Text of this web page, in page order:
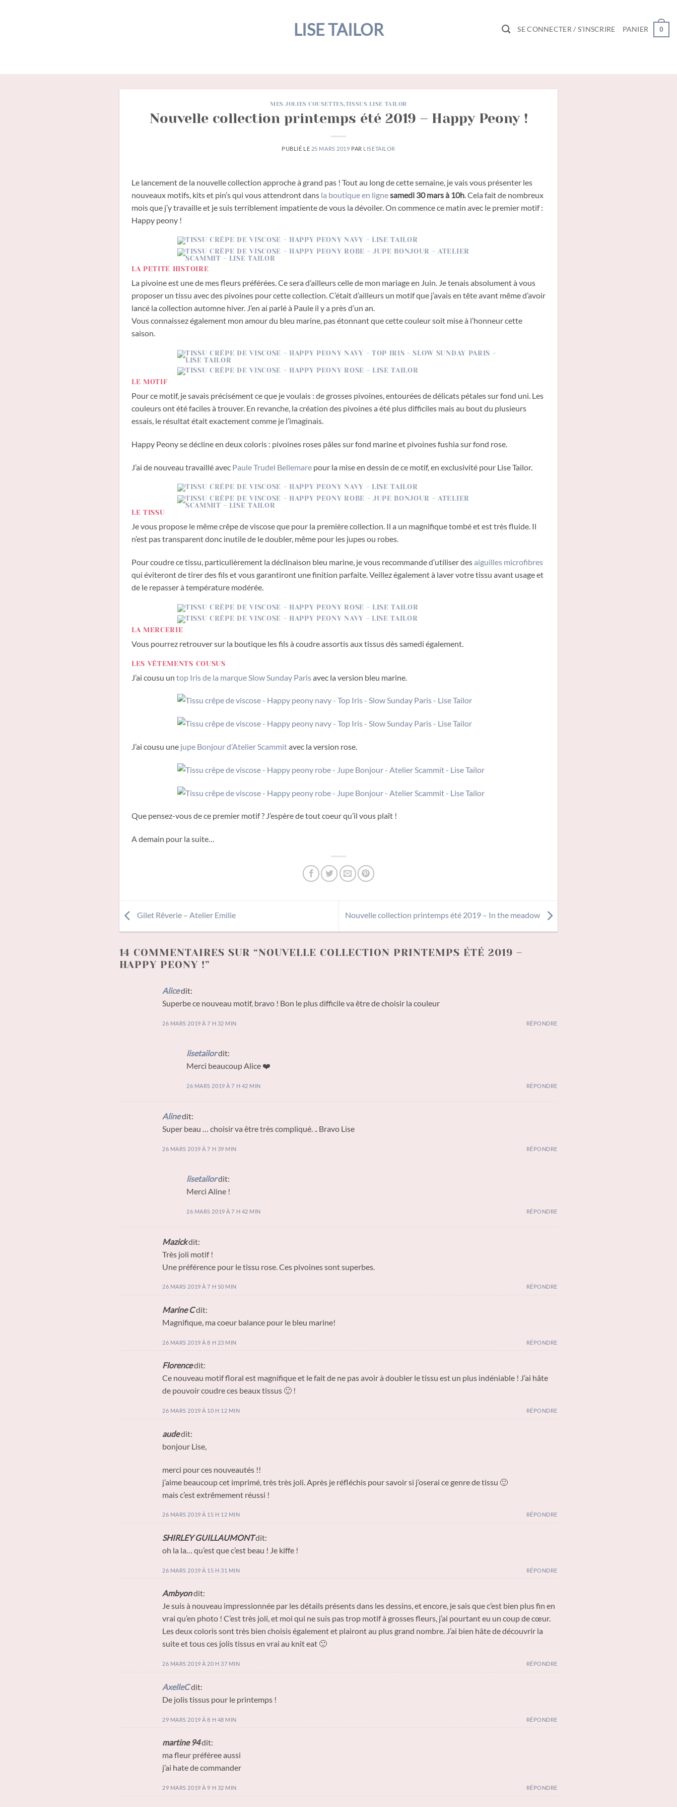
LISE TAILOR SE CONNECTER / S’INSCRIRE PANIER 0
MES JOLIES COUSETTES,TISSUS LISE TAILOR
Nouvelle collection printemps été 2019 – Happy Peony !
PUBLIÉ LE 25 MARS 2019 PAR LISETAILOR
Le lancement de la nouvelle collection approche à grand pas ! Tout au long de cette semaine, je vais vous présenter les
nouveaux motifs, kits et pin’s qui vous attendront dans la boutique en lignesamedi 30 mars à 10h . Cela fait de nombreux
mois que j’y travaille et je suis terriblement impatiente de vous la dévoiler. On commence ce matin avec le premier motif :
Happy peony !
LA PETITE HISTOIRE
La pivoine est une de mes fleurs préférées. Ce sera d’ailleurs celle de mon mariage en Juin. Je tenais absolument à vous
proposer un tissu avec des pivoines pour cette collection. C’était d’ailleurs un motif que j’avais en tête avant même d’avoir
lancé la collection automne hiver. J’en ai parlé à Paule il y a près d’un an.
Vous connaissez également mon amour du bleu marine, pas étonnant que cette couleur soit mise à l’honneur cette
saison.
LE MOTIF
Pour ce motif, je savais précisément ce que je voulais : de grosses pivoines, entourées de délicats pétales sur fond uni. Les
couleurs ont été faciles à trouver. En revanche, la création des pivoines a été plus difficiles mais au bout du plusieurs
essais, le résultat était exactement comme je l’imaginais.
Happy Peony se décline en deux coloris : pivoines roses pâles sur fond marine et pivoines fushia sur fond rose.
J’ai de nouveau travaillé avec Paule Trudel Bellemare pour la mise en dessin de ce motif, en exclusivité pour Lise Tailor.
LE TISSU
Je vous propose le même crêpe de viscose que pour la première collection. Il a un magnifique tombé et est très fluide. Il
n’est pas transparent donc inutile de le doubler, même pour les jupes ou robes.
Pour coudre ce tissu, particulièrement la déclinaison bleu marine, je vous recommande d’utiliser desaiguilles microfibres
qui éviteront de tirer des fils et vous garantiront une finition parfaite. Veillez également à laver votre tissu avant usage et
de le repasser à température modérée.
LA MERCERIE
Vous pourrez retrouver sur la boutique les fils à coudre assortis aux tissus dès samedi également.
LES VÊTEMENTS COUSUS
J’ai cousu un top Iris de la marque Slow Sunday Parisavec la version bleu marine.
J’ai cousu une jupe Bonjour d’Atelier Scammitavec la version rose.
Que pensez-vous de ce premier motif ? J’espère de tout coeur qu’il vous plaît !
A demain pour la suite…
Gilet Rêverie – Atelier Emilie Nouvelle collection printemps été 2019 – In the meadow
14 COMMENTAIRES SUR “NOUVELLE COLLECTION PRINTEMPS ÉTÉ 2019 –
HAPPY PEONY !”
Alicedit:
Superbe ce nouveau motif, bravo ! Bon le plus difficile va être de choisir la couleur
26 MARS 2019 À 7 H 32 MIN RÉPONDRE
lisetailordit:
Merci beaucoup Alice ❤️
26 MARS 2019 À 7 H 42 MIN RÉPONDRE
Alinedit:
Super beau … choisir va être très compliqué. .. Bravo Lise
26 MARS 2019 À 7 H 39 MIN RÉPONDRE
lisetailordit:
Merci Aline !
26 MARS 2019 À 7 H 42 MIN RÉPONDRE
Mazickdit:
Très joli motif !
Une préférence pour le tissu rose. Ces pivoines sont superbes.
26 MARS 2019 À 7 H 50 MIN RÉPONDRE
Marine Cdit:
Magnifique, ma coeur balance pour le bleu marine!
26 MARS 2019 À 8 H 23 MIN RÉPONDRE
Florencedit:
Ce nouveau motif floral est magnifique et le fait de ne pas avoir à doubler le tissu est un plus indéniable ! J’ai hâte
de pouvoir coudre ces beaux tissus 🙂 !
26 MARS 2019 À 10 H 12 MIN RÉPONDRE
audedit:
bonjour Lise,
merci pour ces nouveautés !!
j’aime beaucoup cet imprimé, très très joli. Après je réfléchis pour savoir si j’oserai ce genre de tissu 🙂
mais c’est extrêmement réussi !
26 MARS 2019 À 15 H 12 MIN RÉPONDRE
SHIRLEY GUILLAUMONTdit:
oh la la… qu’est que c’est beau ! Je kiffe !
26 MARS 2019 À 15 H 31 MIN RÉPONDRE
Ambyondit:
Je suis à nouveau impressionnée par les détails présents dans les dessins, et encore, je sais que c’est bien plus fin en
vrai qu’en photo ! C’est très joli, et moi qui ne suis pas trop motif à grosses fleurs, j’ai pourtant eu un coup de cœur.
Les deux coloris sont très bien choisis également et plairont au plus grand nombre. J’ai bien hâte de découvrir la
suite et tous ces jolis tissus en vrai au knit eat 🙂
26 MARS 2019 À 20 H 37 MIN RÉPONDRE
AxelleCdit:
De jolis tissus pour le printemps !
29 MARS 2019 À 8 H 48 MIN RÉPONDRE
martine 94dit:
ma fleur préféree aussi
j’ai hate de commander
29 MARS 2019 À 9 H 32 MIN RÉPONDRE